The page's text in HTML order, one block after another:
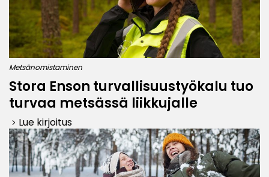
Metsänomistaminen
Stora Enson turvallisuustyökalu tuo
turvaa metsässä liikkujalle
keyboard_arrow_right Lue kirjoitus